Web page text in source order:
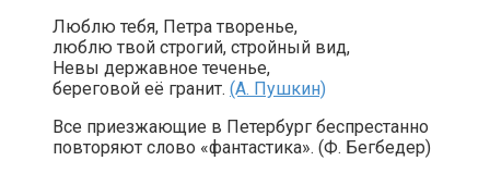
Люблю тебя, Петра творенье,
люблю твой строгий, стройный вид,
Невы державное теченье,
береговой её гранит. (А. Пушкин)
Все приезжающие в Петербург беспрестанно
повторяют слово «фантастика». (Ф. Бегбедер)